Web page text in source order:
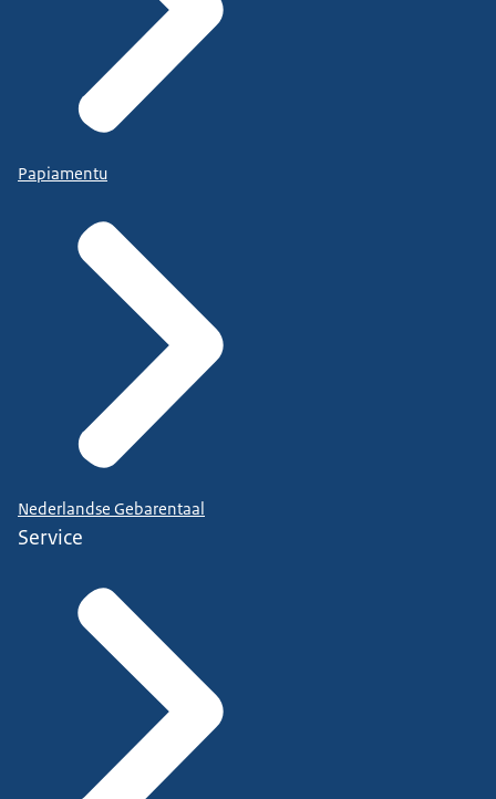
Papiamentu
Nederlandse Gebarentaal
Service